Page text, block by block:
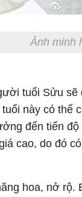
Ảnh minh
tuổi Sửu
này có thể
đến tiến
cao, do đó
hoa, nở rộ.